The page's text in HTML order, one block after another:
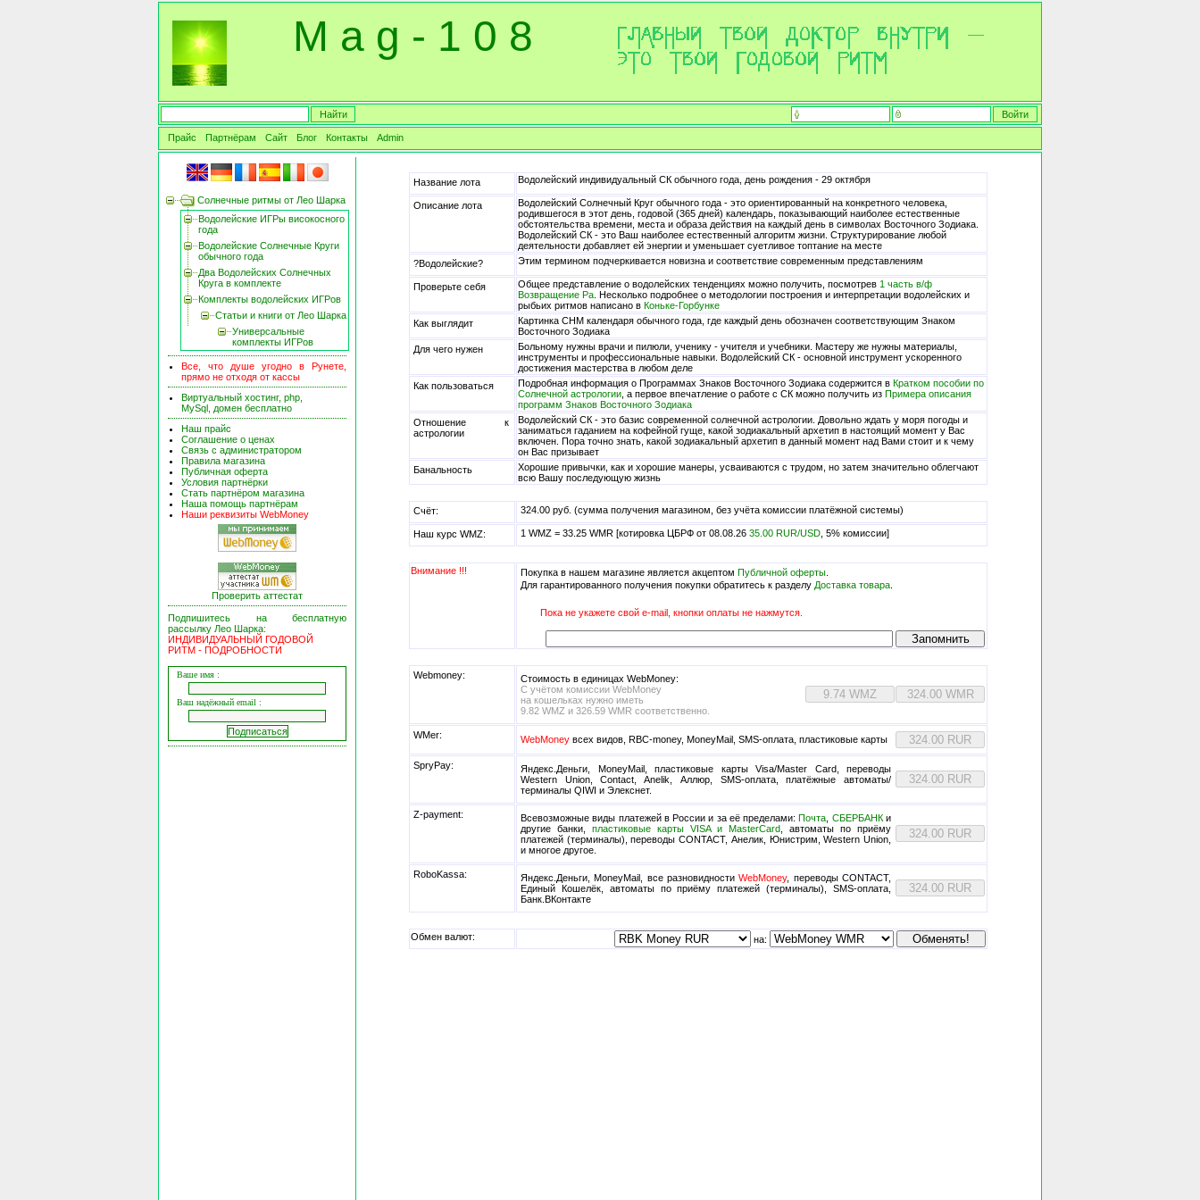
Название лота Водолейский индивидуальный СК обычного года, день рождения - 29 октября
Описание лота
Водолейский Солнечный Круг обычного года - это ориентированный на конкретного человека,
родившегося в этот день, годовой (365 дней) календарь, показывающий наиболее естественные
обстоятельства времени, места и образа действия на каждый день в символах Восточного Зодиака.
Водолейский СК - это Ваш наиболее естественный алгоритм жизни. Структурирование любой
деятельности добавляет ей энергии и уменьшает суетливое топтание на месте
?Водолейские?
Этим термином подчеркивается новизна и соответствие современным представлениям
Проверьте себя Общее представление о водолейских тенденциях можно получить, посмотрев 1 часть в/ф
Возвращение Ра . Несколько подробнее о методологии построения и интерпретации водолейских и
рыбьих ритмов написано в Коньке-Горбунке
Как выглядит
Картинка CHM календаря обычного года, где каждый день обозначен соответствующим Знаком
Восточного Зодиака
Для чего нужен
Больному нужны врачи и пилюли, ученику - учителя и учебники. Мастеру же нужны материалы,
инструменты и профессиональные навыки. Водолейский СК - основной инструмент ускоренного
достижения мастерства в любом деле
Как пользоваться
Подробная информация о Программах Знаков Восточного Зодиака содержится в Кратком пособии по
Солнечной астрологии , а первое впечатление о работе с СК можно получить из Примера описания
программ Знаков Восточного Зодиака
Отношение к
астрологии
Водолейский СК - это базис современной солнечной астрологии. Довольно ждать у моря погоды и
заниматься гаданием на кофейной гуще, какой зодиакальный архетип в настоящий момент у Вас
включен. Пора точно знать, какой зодиакальный архетип в данный момент над Вами стоит и к чему
он Вас призывает
Банальность
Хорошие привычки, как и хорошие манеры, усваиваются с трудом, но затем значительно облегчают
всю Вашу последующую жизнь
Счёт: 324.00 руб. (сумма получения магазином, без учёта комиссии платёжной системы)
Наш курс WMZ: 1 WMZ = 33.25 WMR [котировка ЦБРФ от 08.08.26 35.00 RUR/USD , 5% комиссии]
Внимание !!! Покупка в нашем магазине является акцептом Публичной оферты
Для гарантированного получения покупки обратитесь к разделу Доставка товара
Пока не укажете свой e-mail, кнопки оплаты не нажмутся.
Webmoney:
Стоимость в единицах WebMoney:
С учётом комиссии WebMoney
на кошельках нужно иметь
9.82 WMZ и 326.59 WMR соответственно.
WMer: WebMoney всех видов, RBC-money, MoneyMail, SMS-оплата, пластиковые карты
SpryPay:
Яндекс.Деньги, MoneyMail, пластиковые карты Visa/Master Card, переводы
Western Union, Contact, Anelik, Аллюр, SMS-оплата, платёжные автоматы/
терминалы QIWI и Элекснет.
Z-payment: Всевозможные виды платежей в России и за её пределами:Почта СБЕРБАНКи
другие банки, пластиковые карты VISA и MasterCard , автоматы по приёму
платежей (терминалы), переводы CONTACT, Анелик, Юнистрим, Western Union,
и многое другое.
RoboKassa: Яндекс.Деньги, MoneyMail, все разновидностиWebMoney, переводы CONTACT,
Единый Кошелёк, автоматы по приёму платежей (терминалы), SMS-оплата,
Банк.ВКонтакте
Обмен валют: на:
Солнечные ритмы от Лео Шарка
Водолейские ИГРы високосного
года
Водолейские Солнечные Круги
обычного года
Два Водолейских Солнечных
Круга в комплекте
Комплекты водолейских ИГРов
Статьи и книги от Лео Шарка
Универсальные
комплекты ИГРов
Все, что душе угодно в Рунете,
прямо не отходя от кассы
Виртуальный хостинг, php,
MySql, домен бесплатно
Наш прайс
Соглашение о ценах
Связь с администратором
Правила магазина
Публичная оферта
Условия партнёрки
Стать партнёром магазина
Наша помощь партнёрам
Наши реквизиты WebMoney
Проверить аттестат
Подпишитесь на бесплатную
рассылку Лео Шарка:
ИНДИВИДУАЛЬНЫЙ ГОДОВОЙ
РИТМ - ПОДРОБНОСТИ
Ваше имя :
Ваш надёжный email :
M a g - 1 0 8
Прайс Партнёрам Сайт Блог Контакты Admin